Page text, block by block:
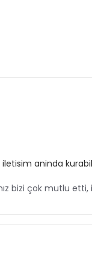
aninda
bizi çok mutlu etti,